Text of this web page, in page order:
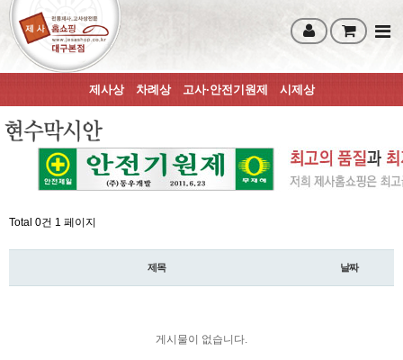
제사상 차례상 고사·안전기원제 시제상
Total 0건 1 페이지
제목 날짜
게시물이 없습니다.